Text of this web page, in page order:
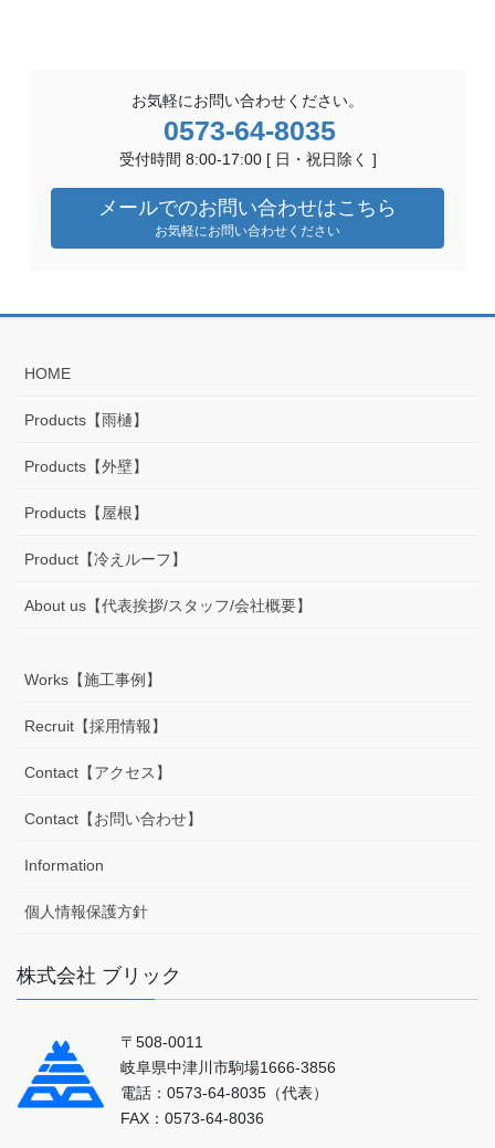
お気軽にお問い合わせください。
0573-64-8035
受付時間 8:00-17:00 [ 日・祝日除く ]
メールでのお問い合わせはこちら
お気軽にお問い合わせください
HOME
Products【雨樋】
Products【外壁】
Products【屋根】
Product【冷えルーフ】
About us【代表挨拶/スタッフ/会社概要】
Works【施工事例】
Recruit【採用情報】
Contact【アクセス】
Contact【お問い合わせ】
Information
個人情報保護方針
株式会社 ブリック
〒508-0011
岐阜県中津川市駒場1666-3856
電話：0573-64-8035（代表）
FAX：0573-64-8036